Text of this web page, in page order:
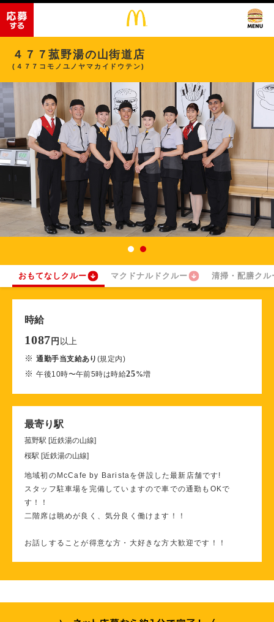
４７７菰野湯の山街道店
(４７７コモノユノヤマカイドウテン)
おもてなしクルー マクドナルドクルー 清掃・配膳クル
時給
1087 円 以上
※通勤手当支給あり (規定内)
※午後10時〜午前5時は時給25%増
最寄り駅
菰野駅 [近鉄湯の山線]
桜駅 [近鉄湯の山線]
地域初のMcCafe by Baristaを併設した最新店舗です!
スタッフ駐車場を完備していますので車での通勤もOKで
す！！
二階席は眺めが良く、気分良く働けます！！
お話しすることが得意な方・大好きな方大歓迎です！！